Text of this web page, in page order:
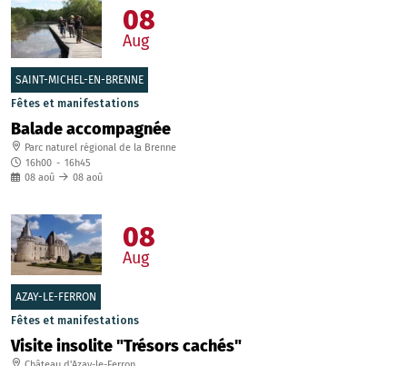
SAINT-MICHEL-EN-BRENNE
Fêtes et manifestations
Balade accompagnée
Parc naturel régional de la Brenne
16h00 - 16h45
08 aoû 08 aoû
08
Aug
AZAY-LE-FERRON
Fêtes et manifestations
Visite insolite "Trésors cachés"
08
Aug